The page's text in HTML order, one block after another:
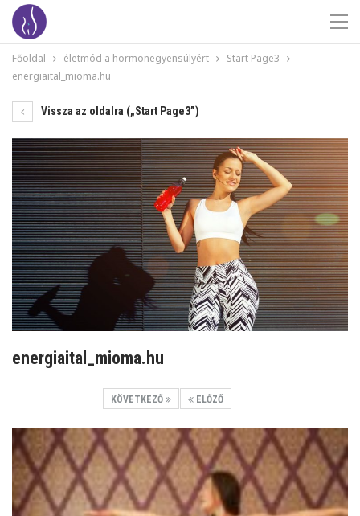
Főoldal életmód a hormonegyensúlyért
Start Page3
energiaital_mioma.hu
Vissza az oldalra („Start Page3”)
energiaital_mioma.hu
KÖVETKEZŐ ELŐZŐ